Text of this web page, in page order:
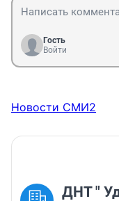
Гость
Войти
Новости СМИ2
ДНТ "